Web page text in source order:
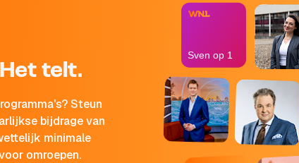
telt.
Steun
bijdrage van
minimale
omroepen.
Sven op 1